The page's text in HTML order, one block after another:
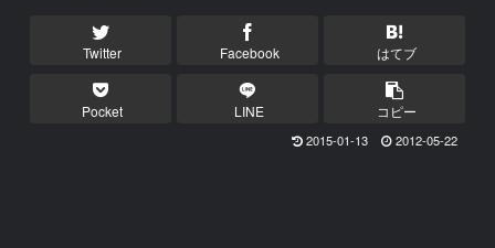
Twitter Facebook はてブ
Pocket LINE コピー
2015-01-13 2012-05-22